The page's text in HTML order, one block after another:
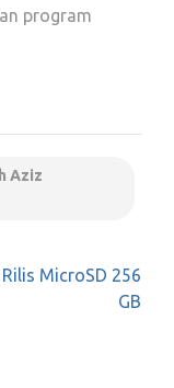
program
Aziz
MicroSD 256
GB